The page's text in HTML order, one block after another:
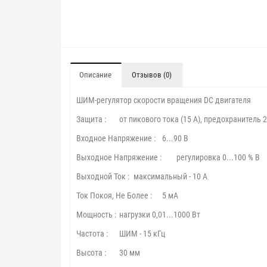
Описание Отзывов (0)
ШИМ-регулятор скорости вращения DC двигателя
Защита :
от пикового тока (15 А), предохранитель
Входное Напряжение :
6...90 В
Выходное Напряжение :
регулировка 0...100 % В
Выходной Ток : максимальный - 10 А
Ток Покоя, Не Более :
5 мА
Мощность : нагрузки 0,01...1000 Вт
Частота :
ШИМ - 15 кГц
Высота :
30 мм